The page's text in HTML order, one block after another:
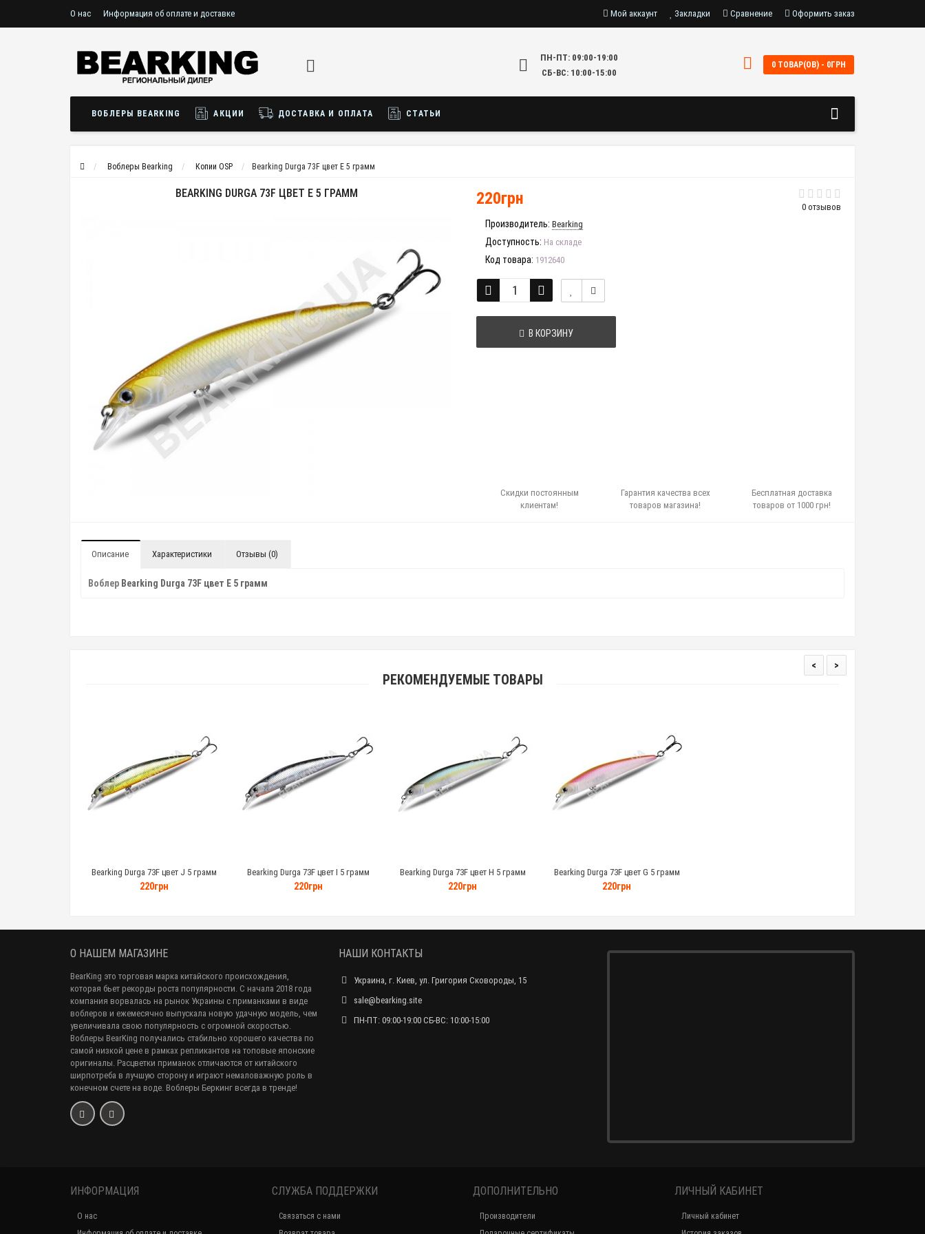
О нас Информация об оплате и доставке Мой аккаунт Закладки Сравнение Оформить заказ
ПН-ПТ: 09:00-19:00
СБ-ВС: 10:00-15:00
0 ТОВАР(ОВ) - 0ГРН
ВОБЛЕРЫ BEARKING АКЦИИ ДОСТАВКА И ОПЛАТА СТАТЬИ
Воблеры Bearking Копии OSP Bearking Durga 73F цвет E 5 грамм
BEARKING DURGA 73F ЦВЕТ E 5 ГРАММ
0 отзывов
220грн
Производитель: Bearking
Доступность: На складе
Код товара: 1912640
В КОРЗИНУ
Скидки постоянным
клиентам!
Гарантия качества всех
товаров магазина!
Бесплатная доставка
товаров от 1000 грн!
Описание Характеристики Отзывы (0)
Воблер Bearking Durga 73F цвет E 5 грамм
РЕКОМЕНДУЕМЫЕ ТОВАРЫ
Bearking Durga 73F цвет J 5 грамм
220грн
Bearking Durga 73F цвет I 5 грамм
220грн
Bearking Durga 73F цвет H 5 грамм
220грн
Bearking Durga 73F цвет G 5 грамм
220грн
< >
О НАШЕМ МАГАЗИНЕ
BearKing это торговая марка китайского происхождения,
которая бьет рекорды роста популярности. С начала 2018 года
компания ворвалась на рынок Украины с приманками в виде
воблеров и ежемесячно выпускала новую удачную модель, чем
увеличивала свою популярность с огромной скоростью.
Воблеры BearKing получались стабильно хорошего качества по
самой низкой цене в рамках репликантов на топовые японские
оригиналы. Расцветки приманок отличаются от китайского
ширпотреба в лучшую сторону и играют немаловажную роль в
конечном счете на воде. Воблеры Беркинг всегда в тренде!
НАШИ КОНТАКТЫ
Украина, г. Киев, ул. Григория Сковороды, 15
sale@bearking.site
ПН-ПТ: 09:00-19:00 СБ-ВС: 10:00-15:00
ИНФОРМАЦИЯ
О нас
СЛУЖБА ПОДДЕРЖКИ
Связаться с нами
ДОПОЛНИТЕЛЬНО
Производители
ЛИЧНЫЙ КАБИНЕТ
Личный кабинет